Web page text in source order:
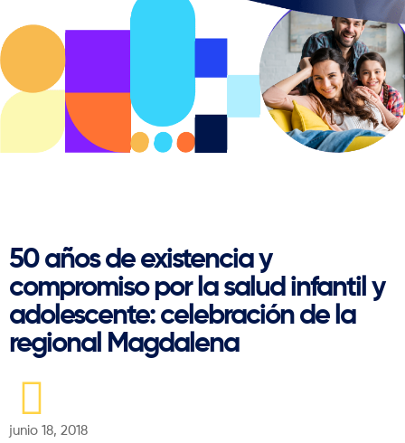
50 años de existencia y
compromiso por la salud infantil y
adolescente: celebración de la
regional Magdalena
junio 18, 2018